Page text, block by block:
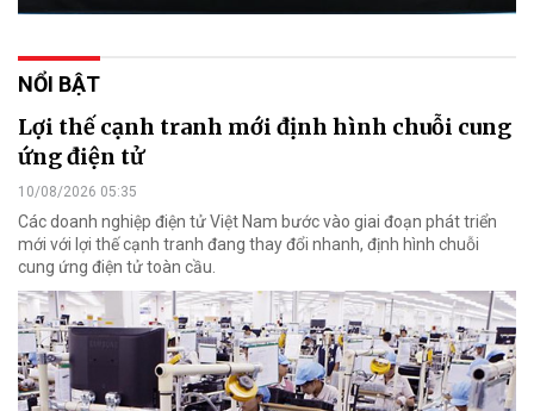
NỔI BẬT
Lợi thế cạnh tranh mới định hình chuỗi cung
ứng điện tử
10/08/2026 05:35
Các doanh nghiệp điện tử Việt Nam bước vào giai đoạn phát triển
mới với lợi thế cạnh tranh đang thay đổi nhanh, định hình chuỗi
cung ứng điện tử toàn cầu.